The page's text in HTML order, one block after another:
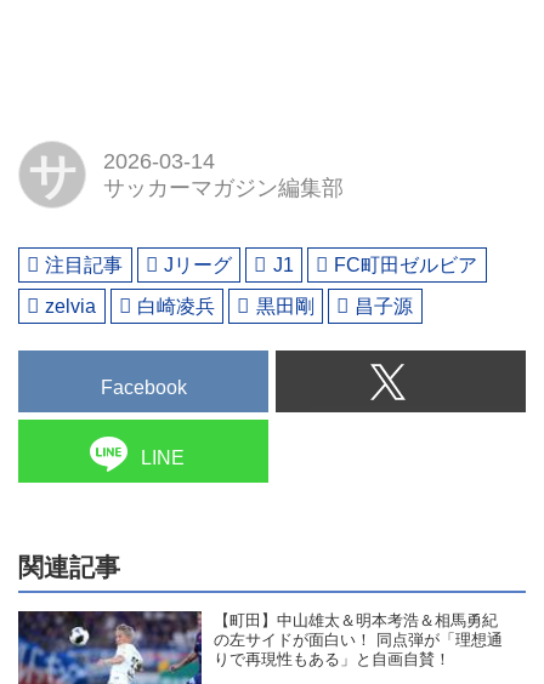
サ
2026-03-14
サッカーマガジン編集部
注目記事 Jリーグ J1
FC町田ゼルビア
zelvia
白崎凌兵 黒田剛 昌子源
Facebook
LINE
関連記事
【町田】中山雄太＆明本考浩＆相馬勇紀
の左サイドが面白い！ 同点弾が「理想通
りで再現性もある」と自画自賛！